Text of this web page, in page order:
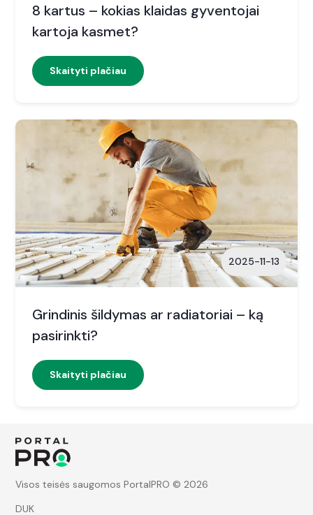
8 kartus – kokias klaidas gyventojai
kartoja kasmet?
Skaityti plačiau
2025-11-13
Grindinis šildymas ar radiatoriai – ką
pasirinkti?
Skaityti plačiau
DUK
Visos teisės saugomos PortalPRO © 2026